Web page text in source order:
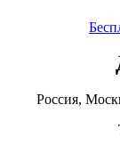
Россия,